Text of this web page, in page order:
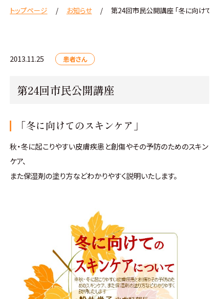
トップページ お知らせ 第24回市民公開講座 「冬に向けての
2013.11.25 患者さん
第24回市民公開講座
「冬に向けてのスキンケア」
秋・冬に起こりやすい皮膚疾患と創傷やその予防のためのスキン
ケア、
また保湿剤の塗り方などわかりやすく説明いたします。